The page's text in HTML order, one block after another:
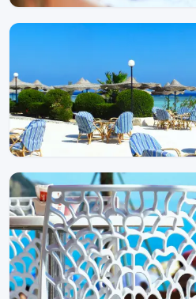
Hoteluri de 4 stele
Hoteluri de 3 stele
5 proprietăți